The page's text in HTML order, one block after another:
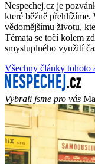
Nespechej.cz je
které běžně
vědomějšímu životu,
Témata se točí kolem
smysluplného využití
Všechny články tohoto
Vybrali jsme pro vás